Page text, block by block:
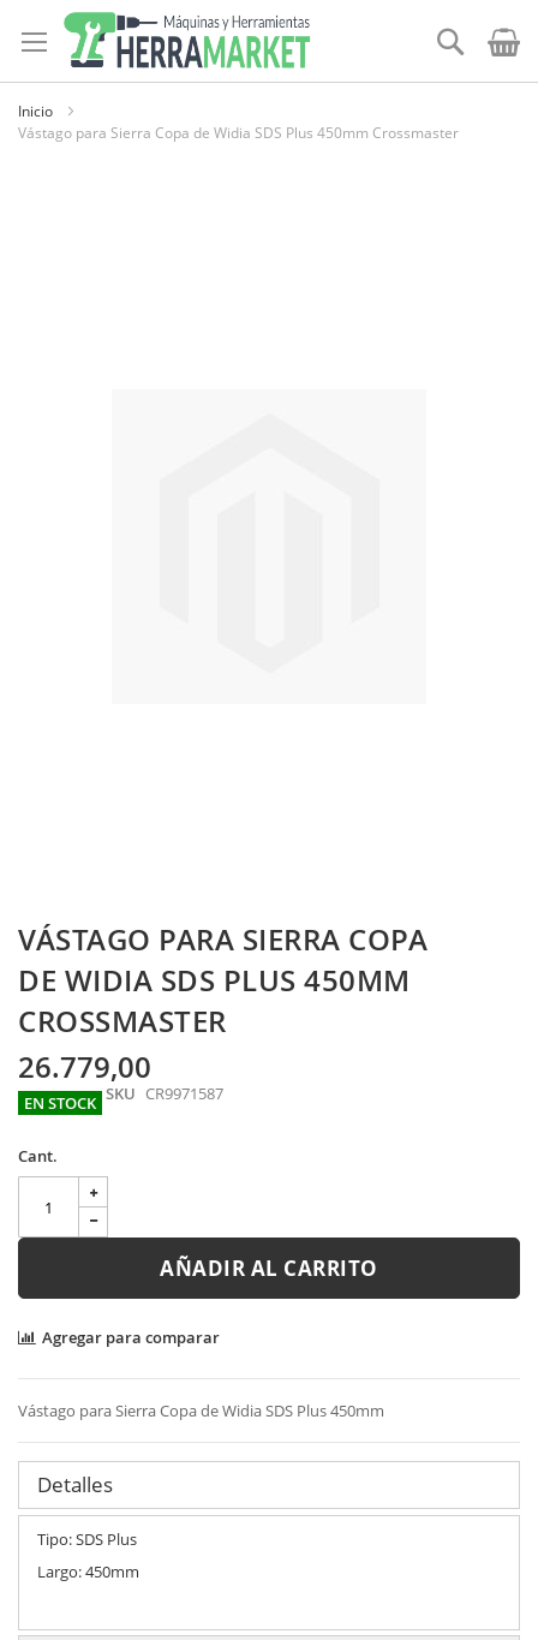
al
contenido
Buscar
Inicio
Vástago para Sierra Copa de Widia SDS Plus 450mm Crossmaster
Skip
to
the
beginning
of
the
images
gallery
VÁSTAGO PARA SIERRA COPA
DE WIDIA SDS PLUS 450MM
CROSSMASTER
26.779,00
EN STOCK SKU CR9971587
Cant.
AÑADIR AL CARRITO
Agregar para comparar
Vástago para Sierra Copa de Widia SDS Plus 450mm
Detalles
Tipo: SDS Plus
Largo: 450mm